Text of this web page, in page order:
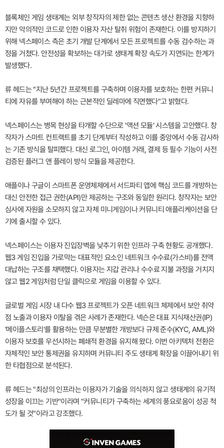
블록체인 게임 생태계는 외부 창작자의 제한 없는 콘텐츠 생산 환경을 지향하
지만 악의적인 코드로 인한 이용자 자산 탈취 위험이 존재한다. 이를 방지하기
위해 넥스페이스 측은 초기 개발 단계에서 모든 프로젝트를 수동 검수하는 과
정을 거쳤다. 안전성을 확보하는 대가로 생태계 확장 속도가 지연되는 한계가
발생했다.
류 헤드는 "지난 5년간 프로젝트를 구축하며 이용자를 보호하는 한편 커뮤니
티에 자유를 부여해야 하는 근본적인 딜레마에 직면했다"고 밝혔다.
넥스페이스는 병목 현상을 타개할 수단으로 '액션 모듈' 시스템을 고안했다. 창
작자가 스마트 컨트랙트를 초기 단계부터 작성하고 이를 중앙에서 수동 감사하
는 기존 방식을 탈피했다. 대신 로그인, 아이템 거래, 결제 등 필수 기능이 사전
검증된 플러그 앤 플레이 방식 모듈을 제공한다.
애플이나 구글이 스마트폰 운영체제에서 서드파티 앱에 핵심 코드를 개방하는
대신 안전한 접근 권한(API)만 제공하는 구조와 동일한 원리다. 창작자는 보안
심사에 자원을 소모하지 않고 자체 미니게임이나 커뮤니티 애플리케이션을 단
기에 출시할 수 있다.
넥스페이스는 이용자 진입장벽을 낮추기 위한 인프라 구축 현황도 공개했다.
웹3 게임 진입을 가로막는 대표적인 요소인 네트워크 수수료(가스비)를 전액
대납하는 구조를 채택했다. 이용자는 지갑 관리나 수수료 지불 과정을 거치지
않고 웹2 게임처럼 단일 클릭으로 게임을 이용할 수 있다.
글로벌 게임 시장 내 다수 웹3 프로젝트가 오픈 네트워크 체제에서 보안 취약
점 노출과 이용자 이탈을 겪은 사례가 존재한다. 넥슨은 대표 지식재산권(IP)
'메이플스토리'를 활용하는 만큼 무분별한 개방보다 규제 준수(KYC, AML)와
이용자 보호를 우선시하는 폐쇄적 환경을 유지해 왔다. 이번 아키텍처 전환은
자체적인 보안 통제권을 유지하며 커뮤니티 주도 생태계 확장을 이끌어내기 위
한 타협점으로 분석된다.
류 헤드는 "최상의 인프라는 이용자가 기술을 의식하지 않고 생태계의 유기적
성장을 이끄는 기반"이라며 "커뮤니티가 구축하는 세계의 풍요로움이 성공 척
도가 될 것"이라고 강조했다.